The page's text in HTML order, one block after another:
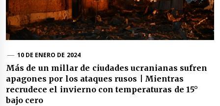
10 DE ENERO DE 2024
Más de un millar de ciudades ucranianas sufren
apagones por los ataques rusos | Mientras
recrudece el invierno con temperaturas de 15°
bajo cero